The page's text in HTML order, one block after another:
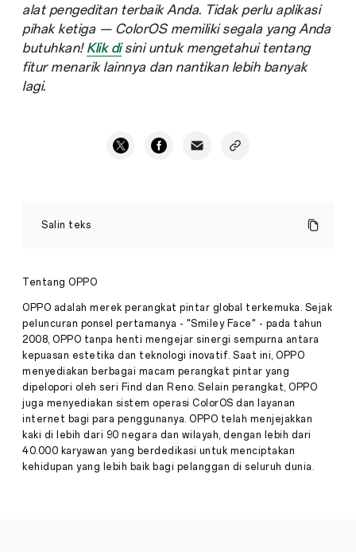
alat pengeditan terbaik Anda. Tidak perlu aplikasi
pihak ketiga — ColorOS memiliki segala yang Anda
butuhkan! Klik disini untuk mengetahui tentang
fitur menarik lainnya dan nantikan lebih banyak
lagi.
Salin teks
Terbaik
Cerita·
Feb
22,
2024
Mudah
sekali
untuk
mencari
alasan
ketika
sebuah
proyek
besar
akan
Tentang OPPO
OPPO adalah merek perangkat pintar global terkemuka. Sejak
peluncuran ponsel pertamanya - "Smiley Face" - pada tahun
2008, OPPO tanpa henti mengejar sinergi sempurna antara
kepuasan estetika dan teknologi inovatif. Saat ini, OPPO
menyediakan berbagai macam perangkat pintar yang
dipelopori oleh seri Find dan Reno. Selain perangkat, OPPO
juga menyediakan sistem operasi ColorOS dan layanan
internet bagi para penggunanya. OPPO telah menjejakkan
kaki di lebih dari 90 negara dan wilayah, dengan lebih dari
40.000 karyawan yang berdedikasi untuk menciptakan
kehidupan yang lebih baik bagi pelanggan di seluruh dunia.